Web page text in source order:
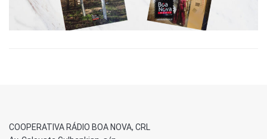
COOPERATIVA RÁDIO BOA NOVA, CRL